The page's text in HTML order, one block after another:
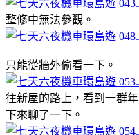
整修中無法參觀。
只能從牆外偷看一下。
往新屋的路上，看到一群
下來聊了一下。